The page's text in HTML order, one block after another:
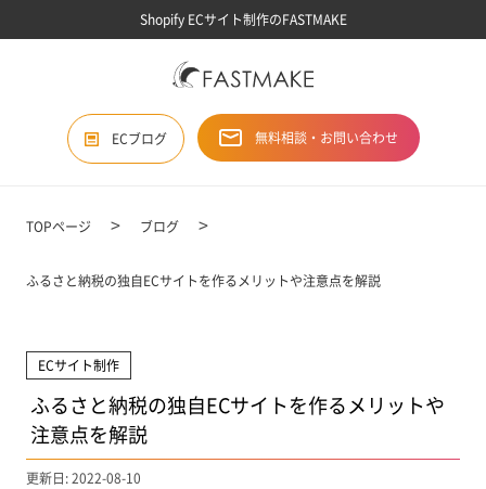
Shopify ECサイト制作のFASTMAKE
ECブログ 無料相談・お問い合わせ
TOPページ ブログ
ふるさと納税の独自ECサイトを作るメリットや注意点を解説
ECサイト制作
ふるさと納税の独自ECサイトを作るメリットや
注意点を解説
更新日: 2022-08-10